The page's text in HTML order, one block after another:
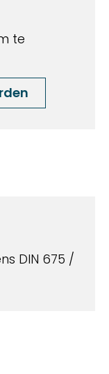
te
DIN 675 /